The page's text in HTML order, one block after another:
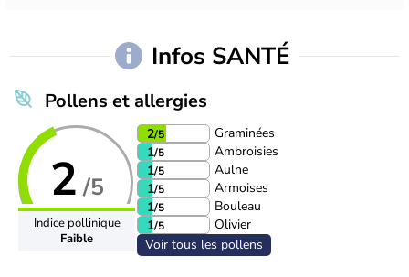
Infos SANTÉ
Pollens et allergies
2 /5
Indice pollinique
Faible
2/5
Graminées
1/5
Ambroisies
1/5
Aulne
1/5
Armoises
1/5
Bouleau
1/5
Olivier
Voir tous les pollens